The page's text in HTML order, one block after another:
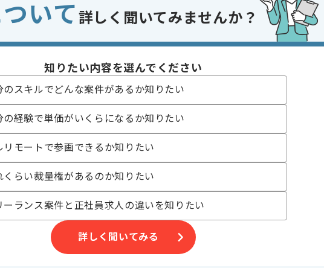
仮想環境の
方にマッチします。
いて 詳しく聞いてみませんか？
知りたい内容を選んでください
のスキルでどんな案件があるか知りたい
の経験で単価がいくらになるか知りたい
リモートで参画できるか知りたい
くらい裁量権があるのか知りたい
ーランス案件と正社員求人の違いを知りたい
詳しく聞いてみる